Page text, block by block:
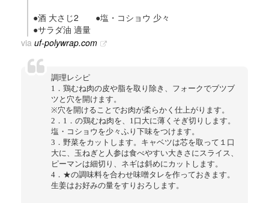
●酒 大さじ2 ●塩・コショウ 少々
●サラダ油 適量
via uf-polywrap.com
調理レシピ
1．鶏むね肉の皮や脂を取り除き、フォークでブツブ
ツと穴を開けます。
※穴を開けることでお肉が柔らかく仕上がります。
2．1．の鶏むね肉を、1口大に薄くそぎ切りします。
塩・コショウを少々ふり下味をつけます。
3．野菜をカットします。キャベツは芯を取って１口
大に、玉ねぎと人参は食べやすい大きさにスライス、
ピーマンは細切り、ネギは斜めにカットします。
4．★の調味料を合わせ味噌タレを作っておきます。
生姜はお好みの量をすりおろします。